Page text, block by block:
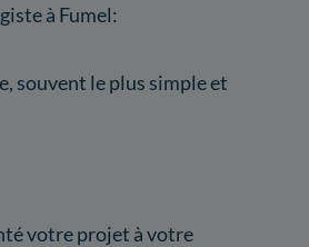
à Fumel:
souvent le plus simple et
votre projet à votre